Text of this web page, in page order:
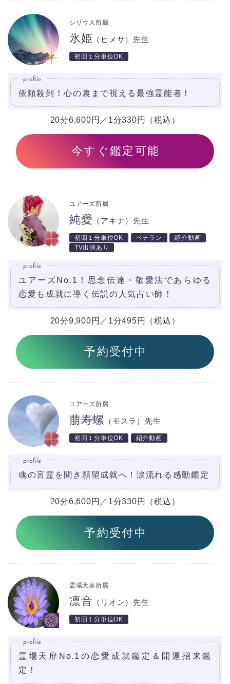
氷姫 （ヒメサ）先生
シリウス所属
初回１分単位OK
profile
依頼殺到！心の裏まで視える最強霊能者！
20分6,600円／1分330円（税込）
今すぐ鑑定可能
純愛 （アキナ）先生
ユアーズ所属
初回１分単位OK ベテラン
紹介動画
TV出演あり
profile
ユアーズNo.1！思念伝達・敬愛法であらゆる
恋愛も成就に導く伝説の人気占い師！
20分9,900円／1分495円（税込）
予約受付中
萠寿螺 （モスラ）先生
ユアーズ所属
初回１分単位OK 紹介動画
profile
魂の言霊を聞き願望成就へ！涙流れる感動鑑定
20分6,600円／1分330円（税込）
予約受付中
凛音 （リオン）先生
霊場天扉所属
初回１分単位OK
profile
霊場天扉No.1の恋愛成就鑑定＆開運招来鑑
定！